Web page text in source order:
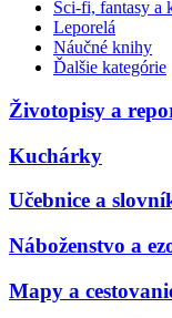
Sci-fi, fantasy a
Leporelá
Náučné knihy
Ďalšie kategórie
Životopisy a
Kuchárky
Učebnice a
Náboženstvo a
Mapy a